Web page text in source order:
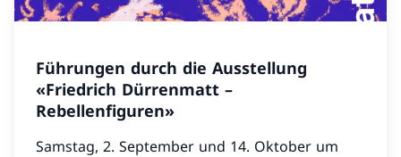
Führungen durch die Ausstellung
«Friedrich Dürrenmatt –
Rebellenfiguren»
Samstag, 2. September und 14. Oktober um